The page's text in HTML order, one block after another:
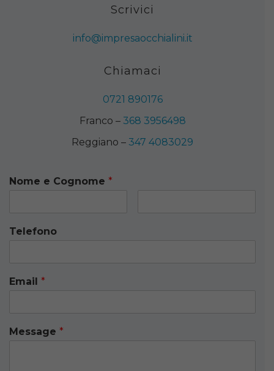
Scrivici
info@impresaocchialini.it
Chiamaci
0721 890176
Franco – 368 3956498
Reggiano – 347 4083029
Nome e Cognome *
Telefono
Email *
Message *